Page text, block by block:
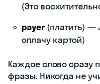
(Это
payer(платить) —
оплачу картой)
Каждое слово сразу
фразы. Никогда не